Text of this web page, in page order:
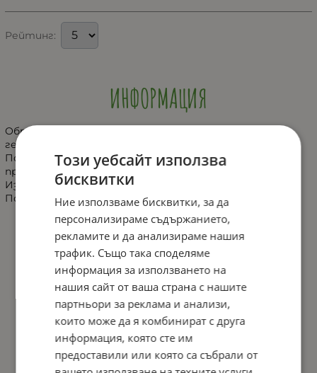
Рейтинг:
ИНФОРМАЦИЯ
Образователна сортер-кола с 10 различни по форма
геометрични фигурки.
Помага на детето да опознава различните по форма
предмети.
Изработено е от безвредни за детето материали.
Подходящо за деца от 1+ години
Този уебсайт използва
бисквитки
Ние използваме бисквитки, за да
персонализираме съдържанието,
рекламите и да анализираме нашия
трафик. Също така споделяме
информация за използването на
нашия сайт от ваша страна с нашите
партньори за реклама и анализи,
които може да я комбинират с друга
информация, която сте им
предоставили или която са събрали от